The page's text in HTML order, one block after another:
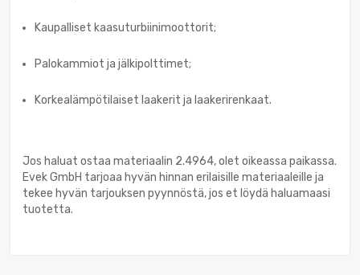
Kaupalliset kaasuturbiinimoottorit;
Palokammiot ja jälkipolttimet;
Korkealämpötilaiset laakerit ja laakerirenkaat.
Jos haluat ostaa materiaalin 2.4964, olet oikeassa paikassa.
Evek GmbH tarjoaa hyvän hinnan erilaisille materiaaleille ja
tekee hyvän tarjouksen pyynnöstä, jos et löydä haluamaasi
tuotetta.